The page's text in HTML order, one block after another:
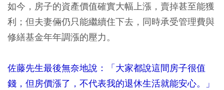
如今，房子的資產價值確實大幅上漲，賣掉甚至能獲
利；但夫妻倆仍只能繼續住下去，同時承受管理費與
修繕基金年年調漲的壓力。
佐藤先生最後無奈地說：「大家都說這間房子很值
錢，但房價漲了，不代表我的退休生活就能安心。」